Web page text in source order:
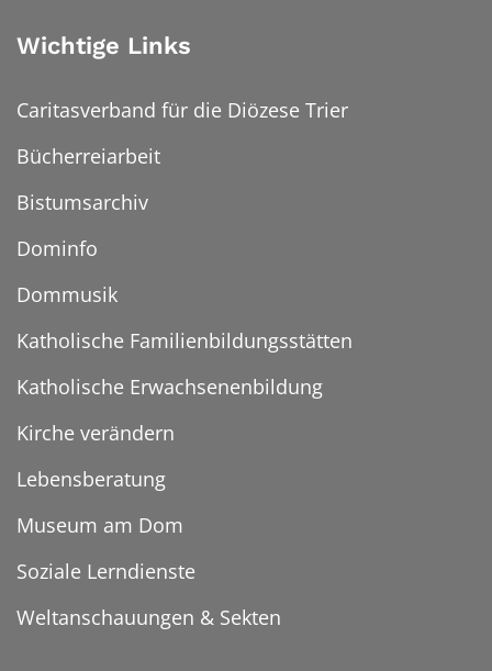
Wichtige Links
Caritasverband für die Diözese Trier
Bücherreiarbeit
Bistumsarchiv
Dominfo
Dommusik
Katholische Familienbildungsstätten
Katholische Erwachsenenbildung
Kirche verändern
Lebensberatung
Museum am Dom
Soziale Lerndienste
Weltanschauungen & Sekten